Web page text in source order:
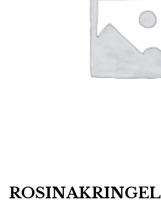
ROSINAKRINGEL